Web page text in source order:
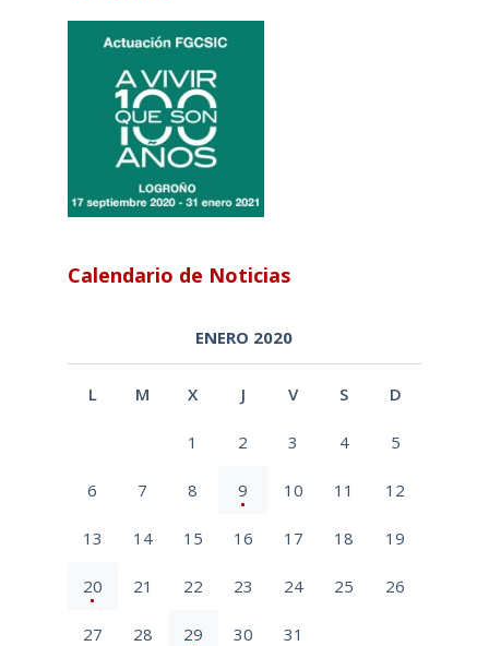
Calendario de Noticias
ENERO 2020
L M X J V S D
1 2 3 4 5
6 7 8 9 10 11 12
13 14 15 16 17 18 19
20 21 22 23 24 25 26
27 28 29 30 31